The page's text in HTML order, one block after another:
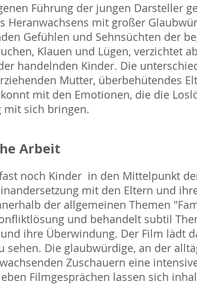
Führung der jungen Darsteller
Heranwachsens mit großer
Gefühlen und Sehnsüchten der
Klauen und Lügen, verzichtet
handelnden Kinder. Die
Mutter, überbehütendes
mit den Emotionen, die die
mit sich bringen.
Arbeit
noch Kinder  in den Mittelpunkt
mit den Eltern und
der allgemeinen Themen
und behandelt subtil
ihre Überwindung. Der Film lädt
sehen. Die glaubwürdige, an der
Zuschauern eine
Filmgesprächen lassen sich